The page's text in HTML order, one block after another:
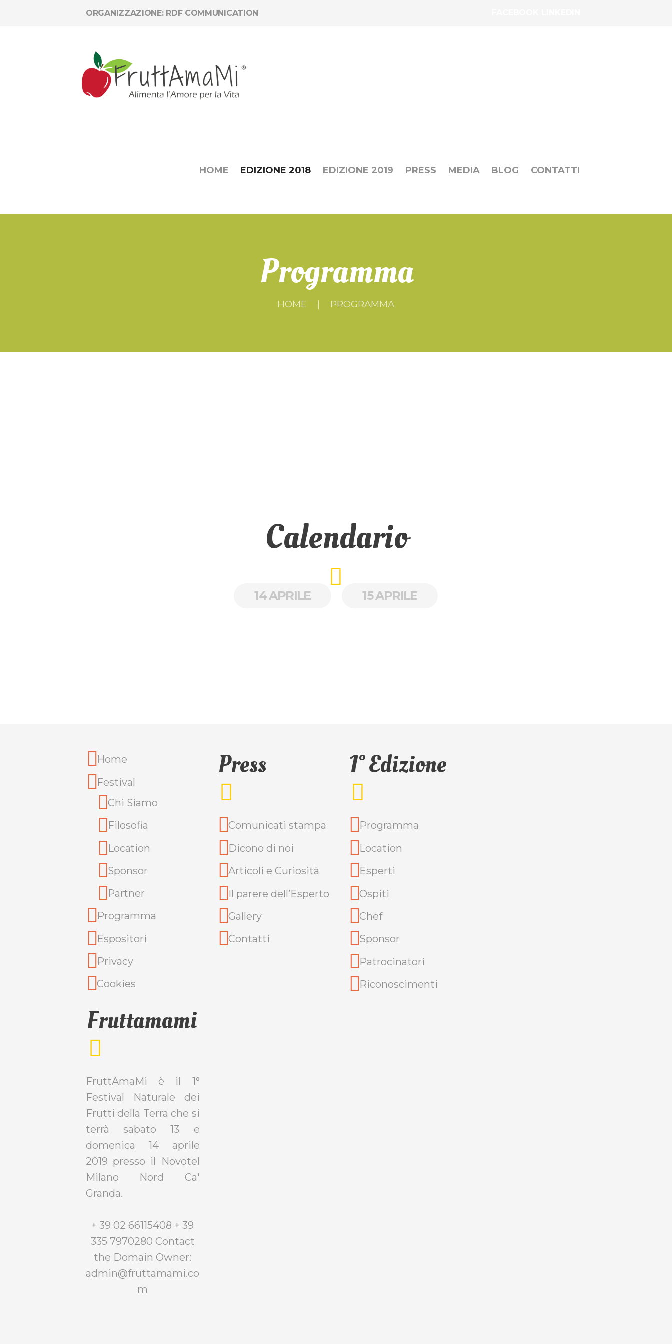
ORGANIZZAZIONE: RDF COMMUNICATION
HOME EDIZIONE 2018 EDIZIONE 2019 PRESS MEDIA BLOG CONTATTI
Programma
HOME PROGRAMMA
Calendario
14 APRILE 15 APRILE
Home
Festival
Chi Siamo
Filosofia
Location
Sponsor
Partner
Programma
Espositori
Privacy
Cookies
Press
Comunicati stampa
Dicono di noi
Articoli e Curiosità
Il parere dell’Esperto
Gallery
Contatti
1° Edizione
Programma
Location
Esperti
Ospiti
Chef
Sponsor
Patrocinatori
Riconoscimenti
Fruttamami
FruttAmaMi è il 1°
Festival Naturale dei
Frutti della Terra che si
terrà sabato 13 e
domenica 14 aprile
2019 presso il Novotel
Milano Nord Ca'
Granda.
+ 39 02 66115408 + 39
335 7970280 Contact
the Domain Owner:
admin@fruttamami.co
m